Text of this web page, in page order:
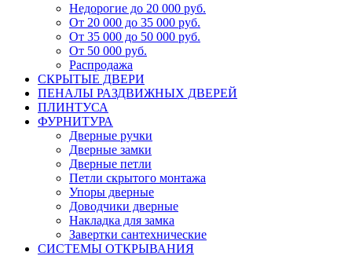
Недорогие до 20 000 руб.
От 20 000 до 35 000 руб.
От 35 000 до 50 000 руб.
От 50 000 руб.
Распродажа
СКРЫТЫЕ ДВЕРИ
ПЕНАЛЫ РАЗДВИЖНЫХ ДВЕРЕЙ
ПЛИНТУСА
ФУРНИТУРА
Дверные ручки
Дверные замки
Дверные петли
Петли скрытого монтажа
Упоры дверные
Доводчики дверные
Накладка для замка
Завертки сантехнические
СИСТЕМЫ ОТКРЫВАНИЯ